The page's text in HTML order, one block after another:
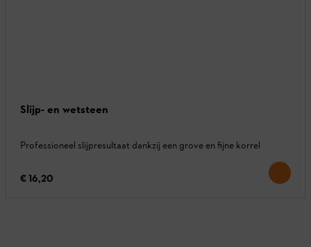
Slijp- en wetsteen
Professioneel slijpresultaat dankzij een grove en fijne korrel
€ 16,20